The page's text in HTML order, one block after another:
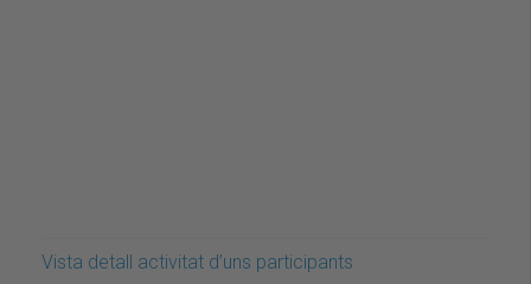
Vista detall activitat d’uns participants